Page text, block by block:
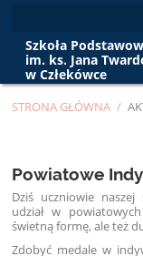
Szkoła
im. ks. Jana
w Człekówce
STRONA GŁÓWNA /
Powiatowe
Dziś uczniowie
udział w
świetną formę, ale też
Zdobyć medale w